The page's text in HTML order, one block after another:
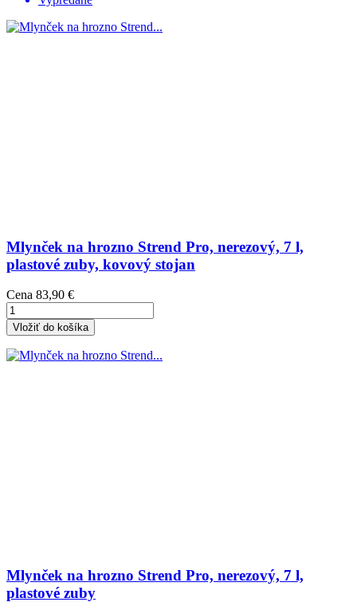
Mlynček na hrozno Strend Pro, nerezový, 7 l,
plastové zuby, kovový stojan
Cena 83,90 €
Vložiť do košíka
Mlynček na hrozno Strend Pro, nerezový, 7 l,
plastové zuby